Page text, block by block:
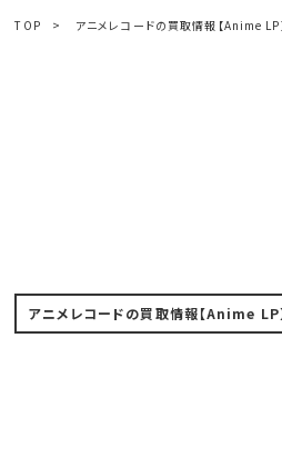
TOP > アニメレコードの買取情報【Anime LP
アニメレコードの買取情報【Anime LP